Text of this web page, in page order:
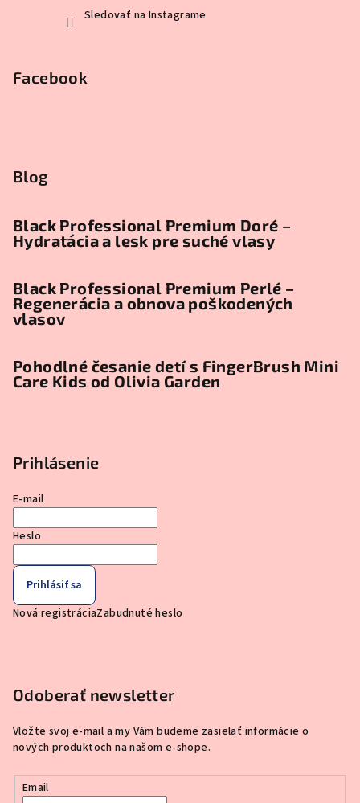
Sledovať na Instagrame
Facebook
Blog
Black Professional Premium Doré –
Hydratácia a lesk pre suché vlasy
Black Professional Premium Perlé –
Regenerácia a obnova poškodených
vlasov
Pohodlné česanie detí s FingerBrush Mini
Care Kids od Olivia Garden
Prihlásenie
E-mail
Heslo
Prihlásiť sa
Nová registráciaZabudnuté heslo
Odoberať newsletter
Vložte svoj e-mail a my Vám budeme zasielať informácie o
nových produktoch na našom e-shope.
Email